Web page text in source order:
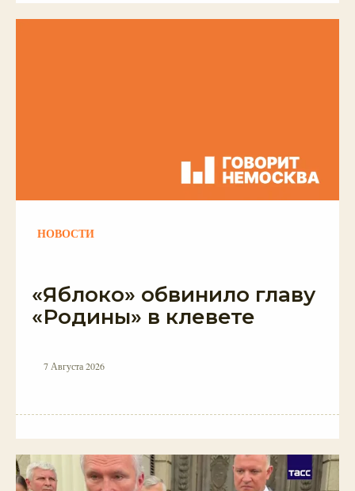
НОВОСТИ
«Яблоко» обвинило главу
«Родины» в клевете
7 Августа 2026